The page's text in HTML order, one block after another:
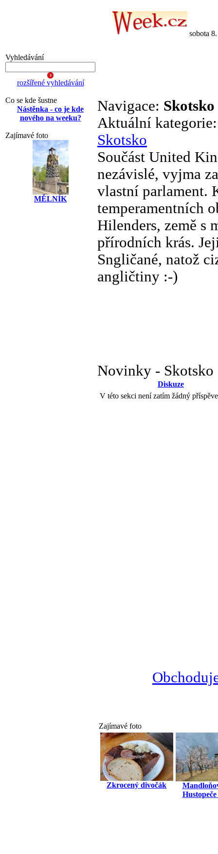
sobota
Vyhledávání
rozšířené vyhledávání
Co se kde šustne
Nástěnka - co je kde
nového na weeku?
Zajímavé foto
MĚLNÍK
Navigace: Skotsko
Aktuální
Skotsko
Součást United
nezávislé, vyjma
vlastní parlament.
temperamentních
Hilenders, země s
přírodních krás.
Sngličané, natož
angličtiny :-)
Novinky - Skotsko
Diskuze
V této sekci není zatím žádný
Zajímavé foto
Zkrocený divočák